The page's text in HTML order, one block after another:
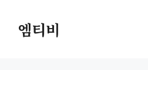
엠티비